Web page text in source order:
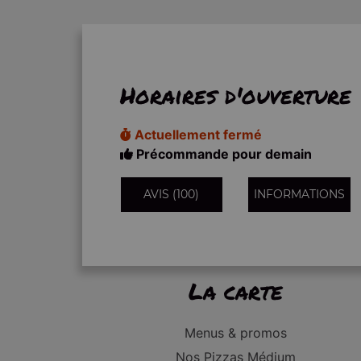
Horaires d'ouverture
Actuellement fermé
Précommande pour demain
AVIS (100) INFORMATIONS
La carte
Menus & promos
Nos Pizzas Médium